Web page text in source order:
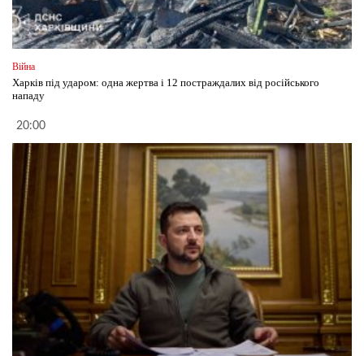
Війна
Харків під ударом: одна жертва і 12 постраждалих від російського
нападу
20:00